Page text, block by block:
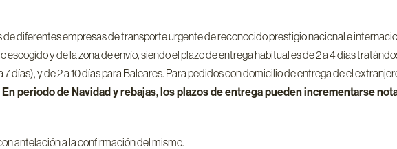
diferentes empresas de transporte urgente de reconocido prestigio nacional e
y de la zona de envío, siendo el plazo de entrega habitual es de 2 a 4 días
y de 2 a 10 días para Baleares. Para pedidos con domicilio de entrega de el
En periodo de Navidad y rebajas, los plazos de entrega pueden incrementarse
antelación a la confirmación del mismo.